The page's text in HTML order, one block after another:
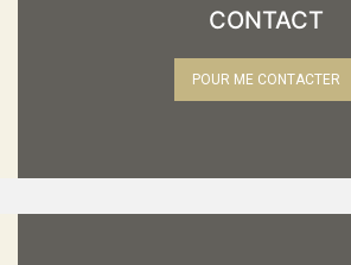
CONTACT
POUR ME CONTACTER